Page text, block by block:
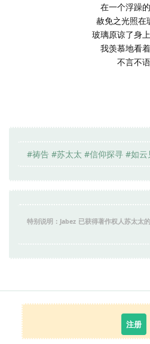
在一个浮躁
赦免之光照在
玻璃原谅了身
我羡慕地看
不言不语
#祷告 #苏太太 #信仰探寻 #如
特别说明：Jabez 已获得著作权人苏太太
注册